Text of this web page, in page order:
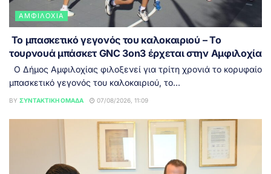
ΑΜΦΙΛΟΧΊΑ
Το μπασκετικό γεγονός του καλοκαιριού – Το
τουρνουά μπάσκετ GNC 3on3 έρχεται στην Αμφιλοχία
Ο Δήμος Αμφιλοχίας φιλοξενεί για τρίτη χρονιά το κορυφαίο
μπασκετικό γεγονός του καλοκαιριού, το...
BY ΣΥΝΤΑΚΤΙΚΉ ΟΜΆΔΑ 07/08/2026, 11:09